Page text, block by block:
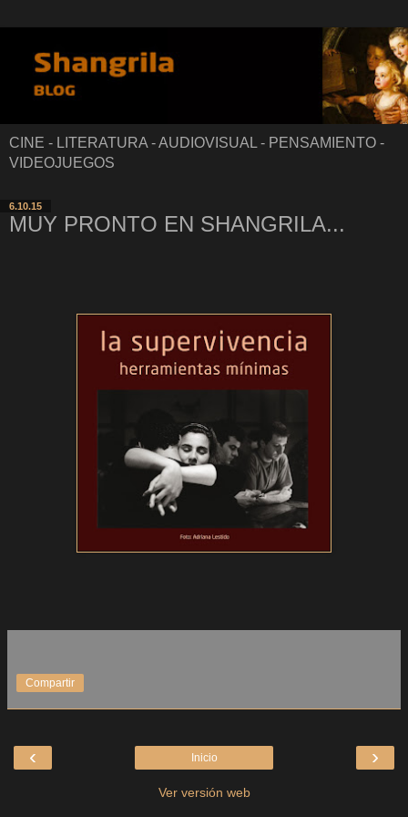
CINE - LITERATURA - AUDIOVISUAL - PENSAMIENTO -
VIDEOJUEGOS
6.10.15
MUY PRONTO EN SHANGRILA...
Compartir
‹ ›
Inicio
Ver versión web